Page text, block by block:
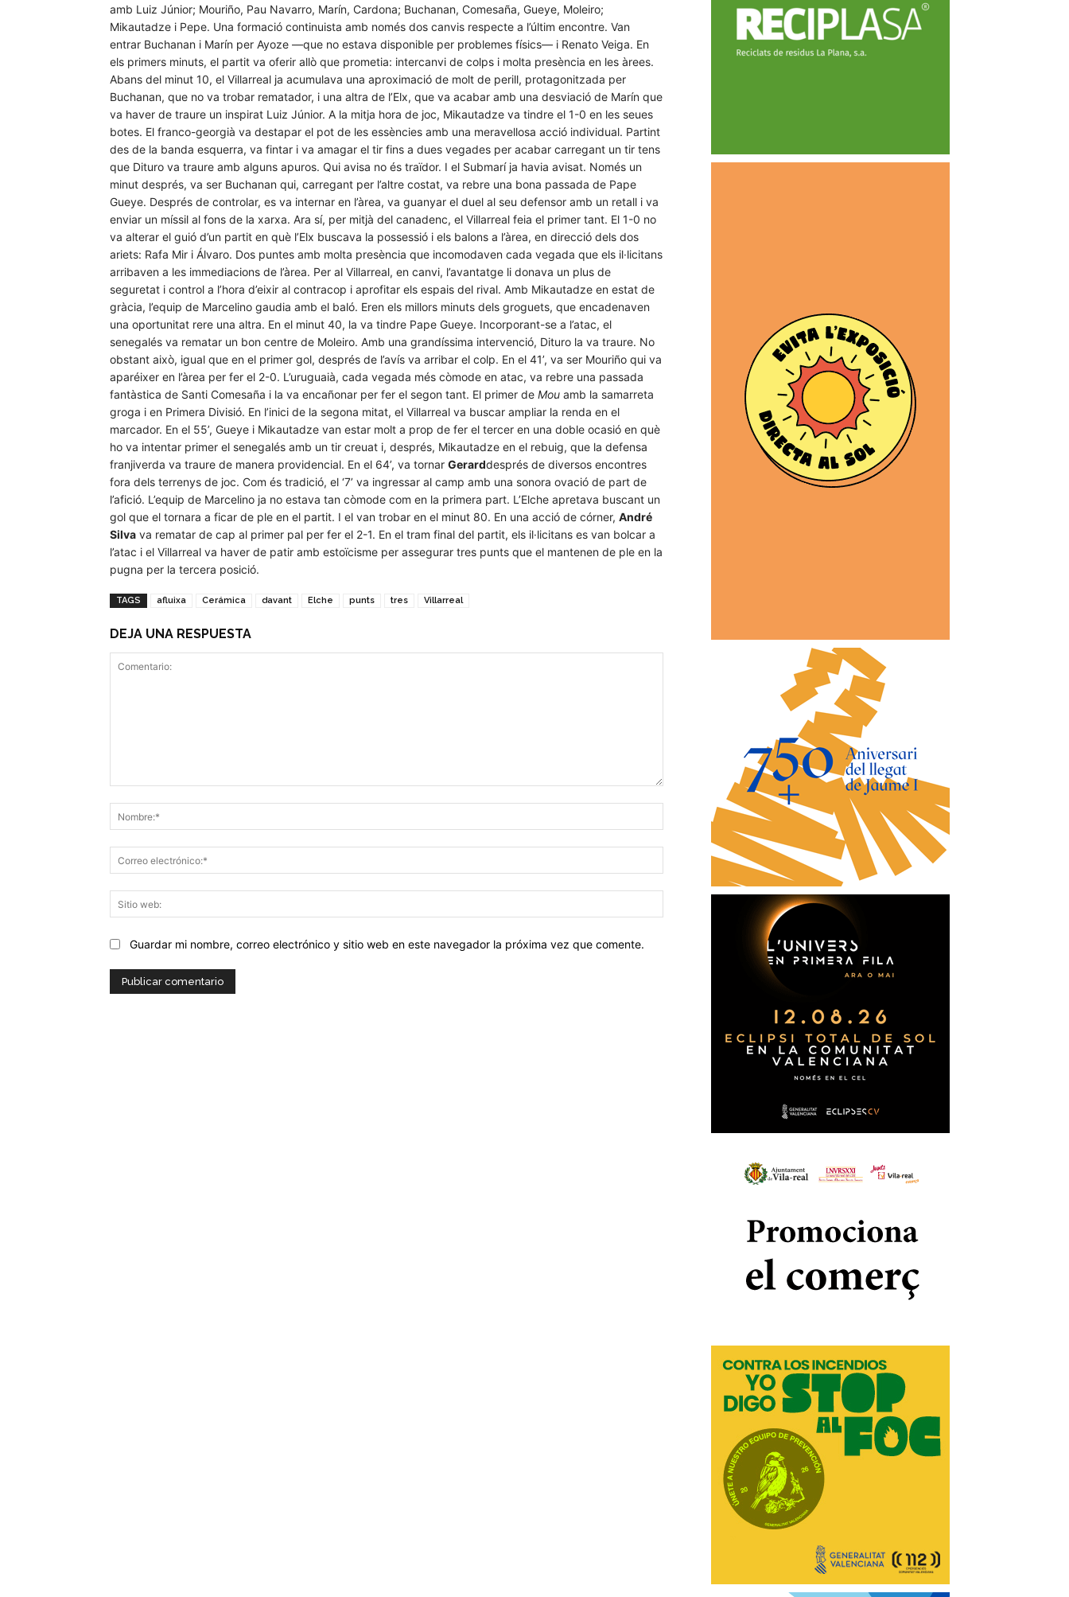
amb Luiz Júnior; Mouriño, Pau Navarro, Marín, Cardona; Buchanan, Comesaña, Gueye, Moleiro;
Mikautadze i Pepe. Una formació continuista amb només dos canvis respecte a l’últim encontre. Van
entrar Buchanan i Marín per Ayoze —que no estava disponible per problemes físics— i Renato Veiga. En
els primers minuts, el partit va oferir allò que prometia: intercanvi de colps i molta presència en les àrees.
Abans del minut 10, el Villarreal ja acumulava una aproximació de molt de perill, protagonitzada per
Buchanan, que no va trobar rematador, i una altra de l’Elx, que va acabar amb una desviació de Marín que
va haver de traure un inspirat Luiz Júnior. A la mitja hora de joc, Mikautadze va tindre el 1-0 en les seues
botes. El franco-georgià va destapar el pot de les essències amb una meravellosa acció individual. Partint
des de la banda esquerra, va fintar i va amagar el tir fins a dues vegades per acabar carregant un tir tens
que Dituro va traure amb alguns apuros. Qui avisa no és traïdor. I el Submarí ja havia avisat. Només un
minut després, va ser Buchanan qui, carregant per l’altre costat, va rebre una bona passada de Pape
Gueye. Després de controlar, es va internar en l’àrea, va guanyar el duel al seu defensor amb un retall i va
enviar un míssil al fons de la xarxa. Ara sí, per mitjà del canadenc, el Villarreal feia el primer tant. El 1-0 no
va alterar el guió d’un partit en què l’Elx buscava la possessió i els balons a l’àrea, en direcció dels dos
ariets: Rafa Mir i Álvaro. Dos puntes amb molta presència que incomodaven cada vegada que els il·licitans
arribaven a les immediacions de l’àrea. Per al Villarreal, en canvi, l’avantatge li donava un plus de
seguretat i control a l’hora d’eixir al contracop i aprofitar els espais del rival. Amb Mikautadze en estat de
gràcia, l’equip de Marcelino gaudia amb el baló. Eren els millors minuts dels groguets, que encadenaven
una oportunitat rere una altra. En el minut 40, la va tindre Pape Gueye. Incorporant-se a l’atac, el
senegalés va rematar un bon centre de Moleiro. Amb una grandíssima intervenció, Dituro la va traure. No
obstant això, igual que en el primer gol, després de l’avís va arribar el colp. En el 41’, va ser Mouriño qui va
aparéixer en l’àrea per fer el 2-0. L’uruguaià, cada vegada més còmode en atac, va rebre una passada
fantàstica de Santi Comesaña i la va encañonar per fer el segon tant. El primer de Mou amb la samarreta
groga i en Primera Divisió. En l’inici de la segona mitat, el Villarreal va buscar ampliar la renda en el
marcador. En el 55’, Gueye i Mikautadze van estar molt a prop de fer el tercer en una doble ocasió en què
ho va intentar primer el senegalés amb un tir creuat i, després, Mikautadze en el rebuig, que la defensa
franjiverda va traure de manera providencial. En el 64’, va tornar Gerarddesprés de diversos encontres
fora dels terrenys de joc. Com és tradició, el ‘7’ va ingressar al camp amb una sonora ovació de part de
l’afició. L’equip de Marcelino ja no estava tan còmode com en la primera part. L’Elche apretava buscant un
gol que el tornara a ficar de ple en el partit. I el van trobar en el minut 80. En una acció de córner, André
Silva va rematar de cap al primer pal per fer el 2-1. En el tram final del partit, els il·licitans es van bolcar a
l’atac i el Villarreal va haver de patir amb estoïcisme per assegurar tres punts que el mantenen de ple en la
pugna per la tercera posició.
TAGS afluixa Cerámica davant Elche punts tres Villarreal
DEJA UNA RESPUESTA
electrónico:*
web:
Guardar mi nombre, correo electrónico y sitio web en este navegador la próxima vez que comente.